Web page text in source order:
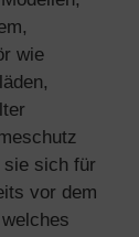
wie
sie sich für
vor dem